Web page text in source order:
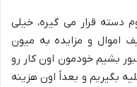
دسته قرار می گیره، خیلی
اموال و مزایده به میون
بشیم خودمون اون کار رو
بگیریم و بعداً اون هزینه